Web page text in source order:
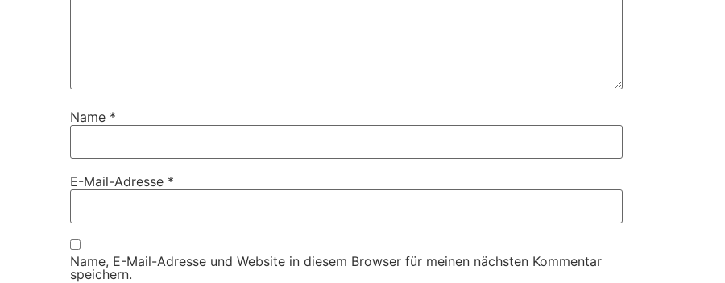
Name *
E-Mail-Adresse *
Name, E-Mail-Adresse und Website in diesem Browser für meinen nächsten Kommentar
speichern.